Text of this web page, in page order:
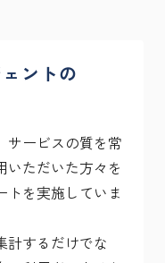
ントの
サービスの質を常
いただいた方々を
トを実施していま
計するだけでな